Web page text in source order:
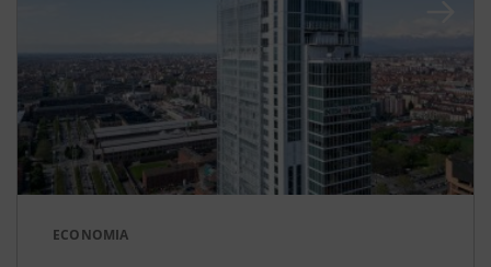
ECONOMIA